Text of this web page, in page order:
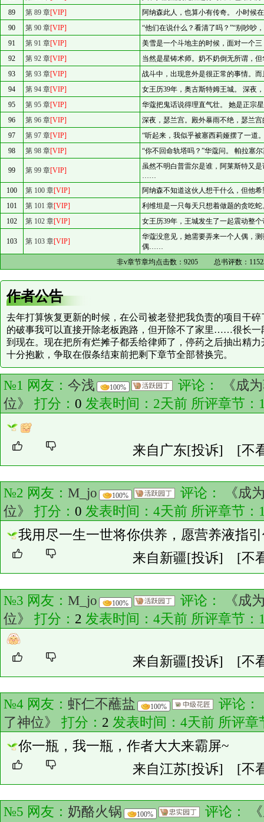
89
第 89 章[VIP]
阿纳森此人，也算小有传奇。 小时
90
第 90 章[VIP]
“他们在说什么？看清了吗？”“别吵吵
91
第 91 章[VIP]
美雪是一个斗地主的时候，面对一个
92
第 92 章[VIP]
当然是星铸术师。奶不奶倒无所谓，
93
第 93 章[VIP]
战斗中，出现意外是很正常的事情。
94
第 94 章[VIP]
女王历39年，奥古斯特姆王城。 深夜
95
第 95 章[VIP]
华蔻把鬼话说得理直气壮。 她是正
96
第 96 章[VIP]
深夜，瑟兰宫。殿外暴雨不绝，瑟兰
97
第 97 章[VIP]
“听起来，我似乎被塞西莉娅摆了一
98
第 98 章[VIP] “你不回命轨塔吗？”华蔻问。 帕拉塞
99 第 99 章[VIP]
虽然不明白普雷尔是谁，阿莱斯特又
……
100
第 100 章[VIP]
阿纳森不知道这伙人想干什么，但他
101
第 101 章[VIP]
利维坦是一只每天只想着做题的贪吃
102
第 102 章[VIP] 女王历39年，王城发生了一起震动整
103 第 103 章[VIP]
华蔻没意见，她需要弄来一个人偶，
偶……
非v章节章均点击数： 9205 总书评数：
作者公告
去年打算恢复更新的时候，在公司被老登把我负责的项目干
的破事我可以直接开除老板跑路，但开除不了家里……很长
到现在。现在把所有烂摊子都丢给律师了，停药之后抽出精
十分抱歉，争取在假条结束前把剩下章节全部替换完。
№1 网友： 今浅 100% 评论：
《成
位》
打分： 0 发表时间：2天前 所评章节：
来自广东[投诉] [不
№2 网友： M_jo 100% 评论：
《成
位》
打分： 0 发表时间：4天前 所评章节：
我用尽一生一世将你供养，愿营养液指
来自新疆[投诉] [不
№3 网友： M_jo 100% 评论：
《成
位》
打分： 2 发表时间：4天前 所评章节：
来自新疆[投诉] [不
№4 网友： 虾仁不蘸盐 100% 评论：
了神位》
打分： 2 发表时间：4天前 所评章
你一瓶，我一瓶，作者大大来霸屏~
来自江苏[投诉] [不
№5 网友： 奶酪火锅 100% 评论：